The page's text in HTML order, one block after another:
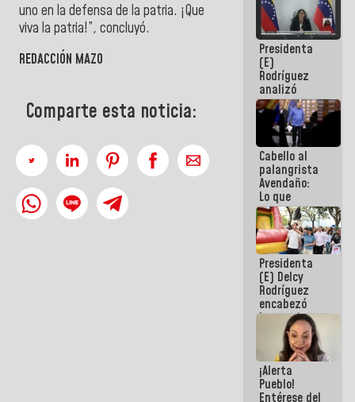
uno en la defensa de la patria. ¡Que
viva la patria!”, concluyó.
REDACCIÓN MAZO
Comparte esta noticia:
estén en el
marco de la
Constitución
de la
República
Presidenta
(E)
Rodríguez
analizó
junto a
gobernadores
planes de
recuperación
del Sistema
Eléctrico
Nacional
Cabello al
palangrista
Avendaño:
Lo que
vayas a
escribir
hazlo hoy
por que no
sabemos si
la semana
que viene
hay
programa
Presidenta
(E) Delcy
Rodríguez
encabezó
lanzamiento
del Plan
Nacional de
Recreación
Vacacional
¡Alerta
Pueblo!
Entérese del